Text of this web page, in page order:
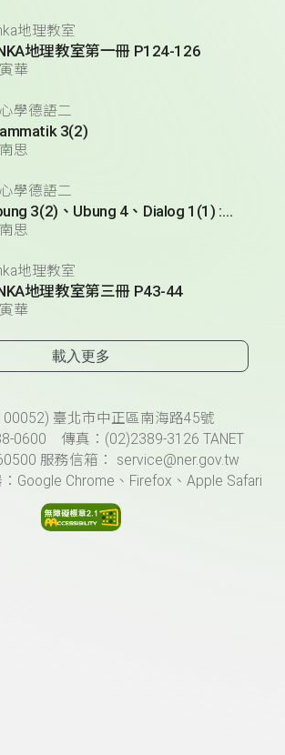
地理教室
地理教室第一冊 P124-126
華
學德語二
3(2)
思
學德語二
Ubung 3(2)、Ubung 4、Dialog 1(1) :Glossar
思
地理教室
地理教室第三冊 P43-44
華
載入更多
臺北市中正區南海路45號
0600 傳真：(02)2389-3126 TANET
服務信箱： service@ner.gov.tw
Google Chrome、Firefox、Apple Safari